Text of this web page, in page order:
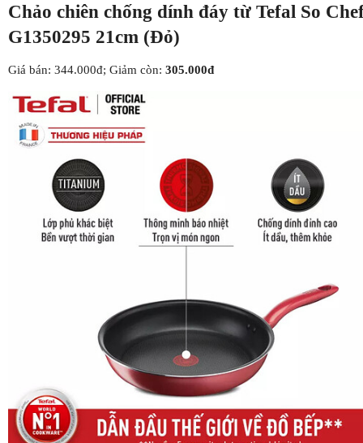
Chảo chiên chống dính đáy từ Tefal So
G1350295 21cm (Đỏ)
Giá bán: 344.000đ; Giảm còn: 305.000đ